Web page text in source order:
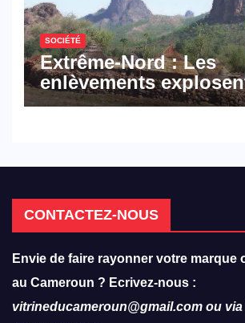
SOCIÉTÉ
Extrême-Nord : Les
enlèvements
308 victimes en trois
CONTACTEZ-NOUS
Envie de faire rayonner votre marque
au Cameroun ? Ecrivez-nous :
vitrineducameroun@gmail.com ou